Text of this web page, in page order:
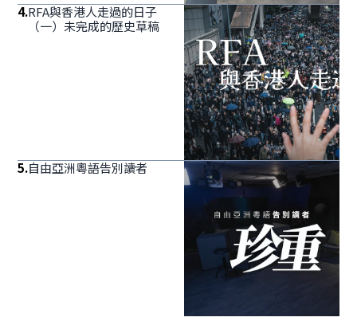
4.RFA與香港人走過的日子
（一）未完成的歷史草稿
5.自由亞洲粵語告別讀者